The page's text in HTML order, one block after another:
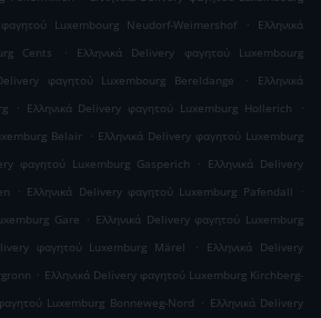
Luxembourg Neudorf-Weimershof .
Ελληνικά
Cents
.
Ελληνικά Delivery φαγητού Luxembourg
φαγητού Luxembourg Bereldange .
Ελληνικά
. Ελληνικά Delivery φαγητού Luxemburg Hollerich
.
Belair . Ελληνικά Delivery φαγητού Luxemburg
φαγητού Luxemburg Gasperich . Ελληνικά Delivery
. Ελληνικά Delivery φαγητού Luxemburg Pafendall
.
Gare . Ελληνικά Delivery φαγητού Luxemburg
φαγητού Luxemburg Märel .
Ελληνικά Delivery
. Ελληνικά Delivery φαγητού Luxemburg Kirchberg-
Luxemburg Bonneweg-Nord . Ελληνικά Delivery